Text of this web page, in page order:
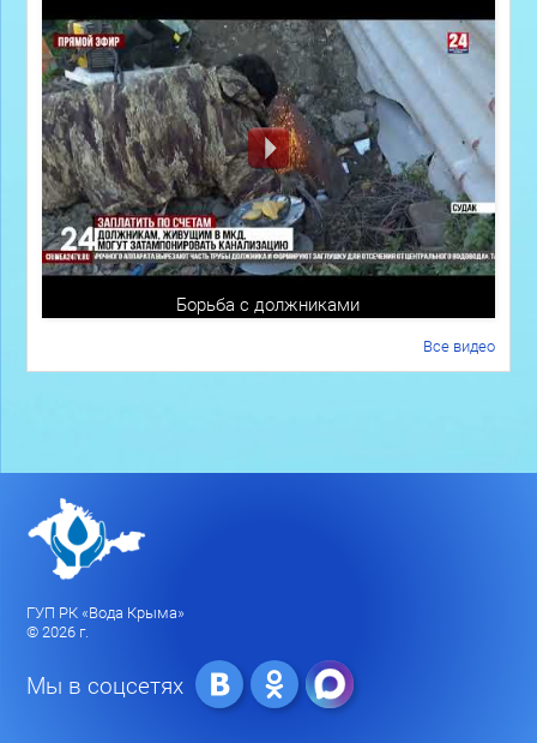
Борьба с должниками
Все видео
ГУП РК «Вода Крыма»
© 2026 г.
Мы в соцсетях